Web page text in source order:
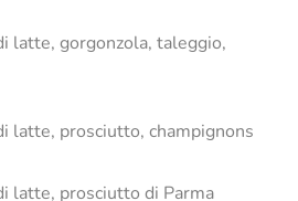
latte, gorgonzola, taleggio,
latte, prosciutto, champignons
latte, prosciutto di Parma